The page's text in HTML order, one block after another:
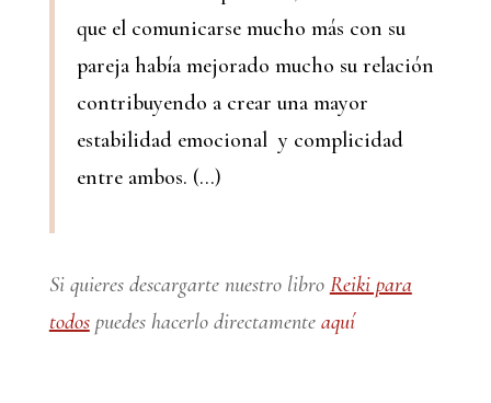
que el comunicarse mucho más con su
pareja había mejorado mucho su relación
contribuyendo a crear una mayor
estabilidad emocional y complicidad
entre ambos. (…)
Si quieres descargarte nuestro libro Reiki para
todospuedes hacerlo directamente aquí